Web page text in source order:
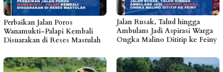
Perbaikan Jalan Poros
Wanamukti-Palapi Kembali
Disuarakan di Reses Mastulah
Jalan Rusak, Talud hingga
Ambulans Jadi Aspirasi Warga
Ongka Malino Dititip ke Feiny